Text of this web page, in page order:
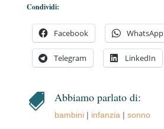
Condividi:
Facebook WhatsApp
Telegram LinkedIn
 Abbiamo parlato di:
bambini| infanzia | sonno